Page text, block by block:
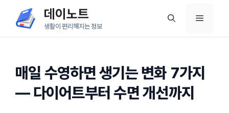
츠
데이노트
생활이 편리해지는 정보
메
매일 수영하면 생기는 변화 7가지
— 다이어트부터 수면 개선까지